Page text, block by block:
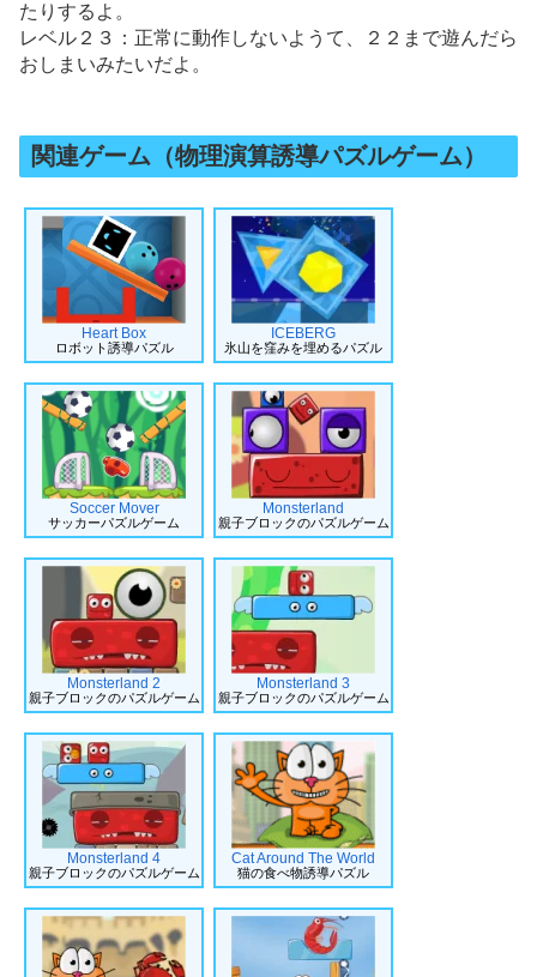
たりするよ。
レベル２３：正常に動作しないようて、２２まで遊んだら
おしまいみたいだよ。
関連ゲーム（物理演算誘導パズルゲーム）
Heart Box
ロボット誘導パズル
ICEBERG
氷山を窪みを埋めるパズル
Soccer Mover
サッカーパズルゲーム
Monsterland
親子ブロックのパズルゲーム
Monsterland 2
親子ブロックのパズルゲーム
Monsterland 3
親子ブロックのパズルゲーム
Monsterland 4
親子ブロックのパズルゲーム
Cat Around The World
猫の食べ物誘導パズル